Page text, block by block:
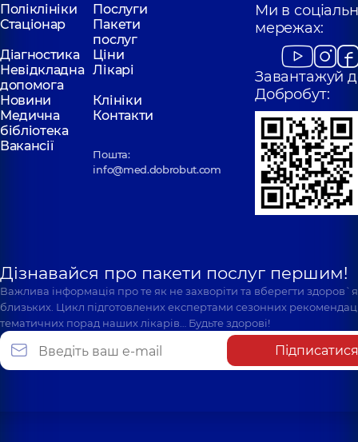
Поліклініки
Послуги
Стаціонар
Пакети
послуг
Діагностика
Ціни
Невідкладна
допомога
Лікарі
Новини
Клініки
Медична
бібліотека
Контакти
Вакансії
Пошта:
info@med.dobrobut.com
Ми в
мережах:
Завантажуй
Добробут:
Дізнавайся про пакети послуг першим!
Важлива інформація про те як не захворіти та вберегти
близьких. Цикл підготовлених експертами сезонних
тематичних порад наших лікарів… Будьте здорові!
Підписатися